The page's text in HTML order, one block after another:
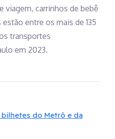
viagem, carrinhos de bebê
entre os mais de 135
transportes
em 2023.
do Metrô e da